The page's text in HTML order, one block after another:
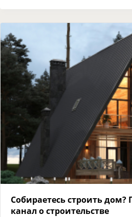
Собираетесь строить
канал о строительстве